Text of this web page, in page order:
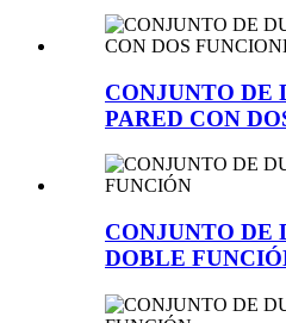
CONJUNTO DE
PARED CON
CONJUNTO DE
DOBLE